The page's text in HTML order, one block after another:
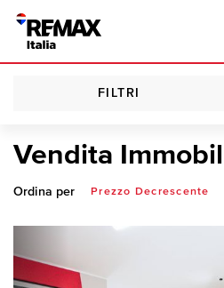
FILTRI
Vendita
Ordina per